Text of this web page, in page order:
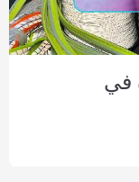
في